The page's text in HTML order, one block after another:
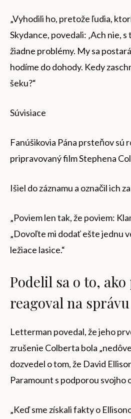
„Vyhodili ho, pretože ľudia,
Skydance, povedali: ‚Ach nie,
žiadne problémy. My sa
hodíme do dohody. Kedy
šeku?“
Súvisiace
Fanúšikovia Pána prsteňov sú
pripravovaný film Stephena
Išiel do záznamu a označil ich
„Poviem len tak, že poviem:
„Dovoľte mi dodať ešte jednu
ležiace lasice.“
Podelil sa o to,
reagoval na
Letterman povedal, že jeho
zrušenie Colberta bola
dozvedel o tom, že David
Paramount s podporou svojho
„Keď sme získali fakty o